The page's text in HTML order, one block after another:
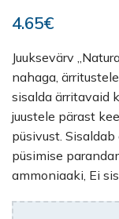
4.65€
Juuksevärv
nahaga,
sisalda ärritavaid
juustele pärast
püsivust.
püsimise
ammoniaaki, Ei